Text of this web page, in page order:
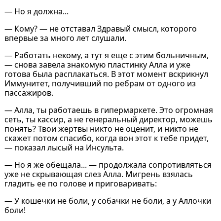
— Но я должна...
— Кому? — не отставал Здравый смысл, которого
впервые за много лет слушали.
— Работать некому, а тут я еще с этим больничным,
— снова завела знакомую пластинку Алла и уже
готова была расплакаться. В этот момент вскрикнул
Иммунитет, получивший по ребрам от одного из
пассажиров.
— Алла, ты работаешь в гипермаркете. Это огромная
сеть, ты кассир, а не генеральный директор, можешь
понять? Твои жертвы никто не оценит, и никто не
скажет потом спасибо, когда вон этот к тебе придет,
— показал лысый на Инсульта.
— Но я же обещала... — продолжала сопротивляться
уже не скрывающая слез Алла. Мигрень взялась
гладить ее по голове и приговаривать:
— У кошечки не боли, у собачки не боли, а у Аллочки
боли!